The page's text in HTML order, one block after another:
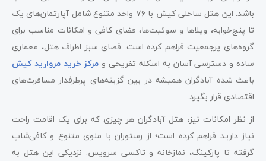
باشد. این هتل ساحلی کیش با ۷۶ واحد متنوع شامل آپارتمان‌های یک
تا پنج‌خوابه، ویلاها و سوئیت‌ها، فضای کافی و امکانات مناسب برای
گروه‌های پرجمعیت فراهم کرده است. فضای سبز اطراف هتل، معماری
ساده و دسترسی آسان به اسکله تفریحی و مرکز خرید مروارید کیش
باعث شده آبادگران همیشه در بین گزینه‌های پرطرفدار مسافرت‌های
اقتصادی قرار بگیرد.
از نظر امکانات نیز، هتل آبادگران هر چیزی که برای یک اقامت راحت
نیاز دارید فراهم کرده است؛ از رستوران با منوی متنوع و کافی‌شاپ
گرفته تا پارکینگ، نمازخانه و تاکسی سرویس. نزدیکی این هتل به